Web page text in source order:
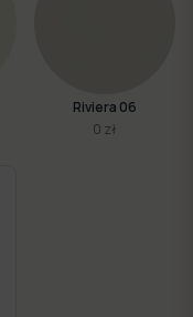
Riviera 06
0 zł